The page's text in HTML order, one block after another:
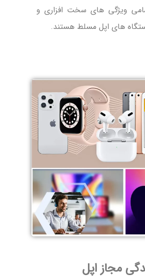
ویژگی های سخت افزاری و
های اپل مسلط هستند.
مجاز اپل